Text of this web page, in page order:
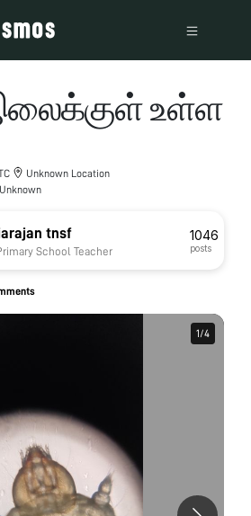
உள்ள
Unknown Location
Unknown
tnsf
School Teacher
1046
posts
1/4
1/4